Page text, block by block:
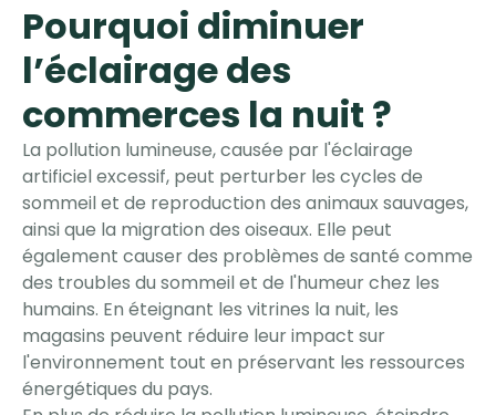
Pourquoi diminuer
l’éclairage des
commerces la nuit ?
La pollution lumineuse, causée par l'éclairage
artificiel excessif, peut perturber les cycles de
sommeil et de reproduction des animaux sauvages,
ainsi que la migration des oiseaux. Elle peut
également causer des problèmes de santé comme
des troubles du sommeil et de l'humeur chez les
humains. En éteignant les vitrines la nuit, les
magasins peuvent réduire leur impact sur
l'environnement tout en préservant les ressources
énergétiques du pays.